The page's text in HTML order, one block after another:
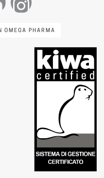
OMEGA PHARMA